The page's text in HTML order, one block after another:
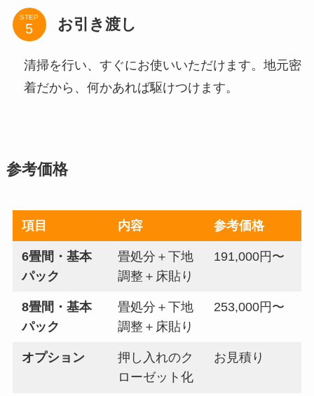
STEP お引き渡し
清掃を行い、すぐにお使いいただけます。地元密
着だから、何かあれば駆けつけます。
参考価格
項目 内容 参考価格
6畳間・基本
パック
畳処分＋下地
調整＋床貼り
191,000円〜
8畳間・基本
パック
畳処分＋下地
調整＋床貼り
253,000円〜
オプション
押し入れのク
ローゼット化
お見積り